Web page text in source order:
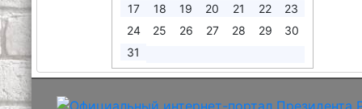
17
18 19 20 21 22
23
24
25 26 27 28 29
30
31